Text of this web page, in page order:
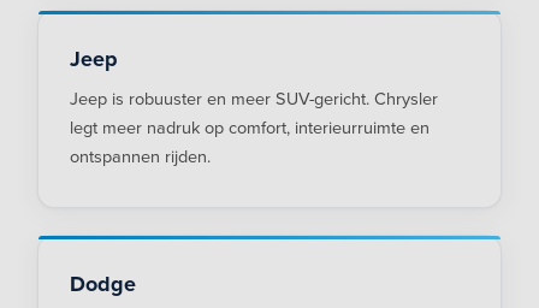
Jeep
Jeep is robuuster en meer SUV-gericht. Chrysler
legt meer nadruk op comfort, interieurruimte en
ontspannen rijden.
Dodge